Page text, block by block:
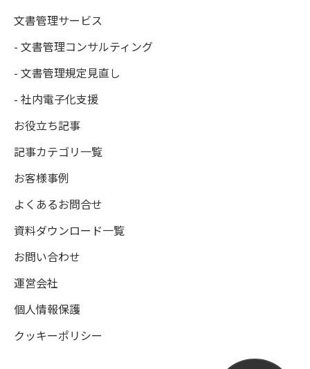
文書管理サービス
- 文書管理コンサルティング
- 文書管理規定見直し
- 社内電子化支援
お役立ち記事
記事カテゴリ一覧
お客様事例
よくあるお問合せ
資料ダウンロード一覧
お問い合わせ
運営会社
個人情報保護
クッキーポリシー